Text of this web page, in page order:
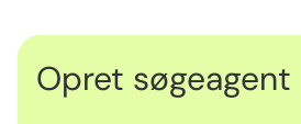
Opret søgeagent